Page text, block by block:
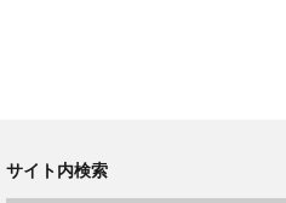
サイト内検索